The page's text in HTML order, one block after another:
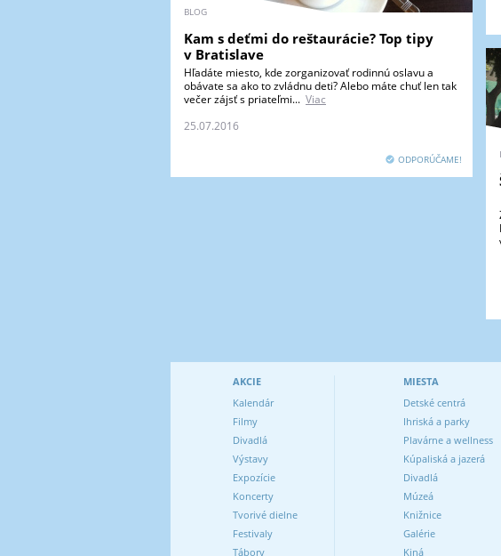
BLOG
Kam s deťmi do reštaurácie? Top tipy
v Bratislave
Hľadáte miesto, kde zorganizovať rodinnú oslavu a
obávate sa ako to zvládnu deti? Alebo máte chuť len tak
večer zájsť s priateľmi... Viac
25.07.2016
ODPORÚČAME!
AKCIE
Kalendár
Filmy
Divadlá
Výstavy
Expozície
Koncerty
Tvorivé dielne
Festivaly
Tábory
MIESTA
Detské centrá
Ihriská a parky
Plavárne a wellness
Kúpaliská a jazerá
Divadlá
Múzeá
Knižnice
Galérie
Kiná